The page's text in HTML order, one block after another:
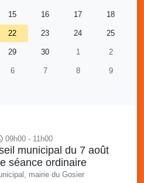
15 16 17 18
22 23 24 25
29 30 1 2
6 7 8 9
09h00 - 11h00
municipal du 7 août
séance ordinaire
mairie du Gosier